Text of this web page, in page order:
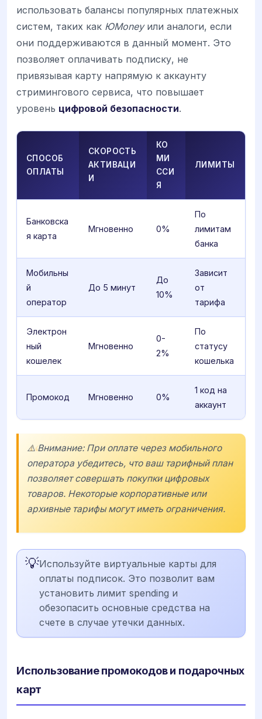
использовать балансы популярных платежных
систем, таких как ЮMoneyили аналоги, если
они поддерживаются в данный момент. Это
позволяет оплачивать подписку, не
привязывая карту напрямую к аккаунту
стримингового сервиса, что повышает
уровень цифровой безопасности.
СПОСОБ
ОПЛАТЫ
СКОРОСТЬ
АКТИВАЦИ
И
КО
МИ
ССИ
Я
ЛИМИТЫ
Банковска
я карта
Мгновенно 0%
По
лимитам
банка
Мобильны
й
оператор
До 5 минут
До
10%
Зависит
от
тарифа
Электрон
ный
кошелек
Мгновенно
0-
2%
По
статусу
кошелька
Промокод Мгновенно 0%
1 код на
аккаунт
⚠️ Внимание: При оплате через мобильного
оператора убедитесь, что ваш тарифный план
позволяет совершать покупки цифровых
товаров. Некоторые корпоративные или
архивные тарифы могут иметь ограничения.
💡Используйте виртуальные карты для
оплаты подписок. Это позволит вам
установить лимит spending и
обезопасить основные средства на
счете в случае утечки данных.
Использование промокодов и подарочных
карт